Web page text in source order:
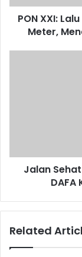
PON XXI:
Meter,
Jalan
Related